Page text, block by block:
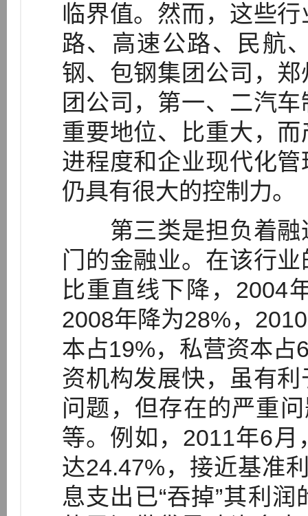
临界值。然而，这些
路、高速公路、民航
钢、包钢集团公司，
团公司，第一、二汽
重要地位、比重大，
进程度和企业现代化
仍具有很大的控制力。
第三类是担负着融
门的金融业。在该行
比重直线下降，2004
2008年降为28%，
本占19%，私营资本占
资机构发展快，虽有
问题，但存在的严重
等。例如，2011年6
达24.47%，接近基准
息支出已“吞掉”其利